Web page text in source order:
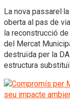
La nova
oberta al pas de
la reconstrucció
del Mercat
destruïda per la
estructura